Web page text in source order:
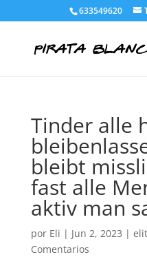
633549620
Tinder alle
bleibt
fast alle
aktiv man
por Eli | Jun 2, 2023 |
Comentarios